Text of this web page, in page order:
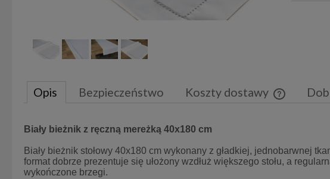
Opis Bezpieczeństwo Koszty dostawy
Biały bieżnik z ręczną mereżką 40x180 cm
Biały bieżnik stołowy 40x180 cm wykonany z gładkiej, jednobarwnej
format dobrze prezentuje się ułożony wzdłuż większego stołu, a
wykończone brzegi.